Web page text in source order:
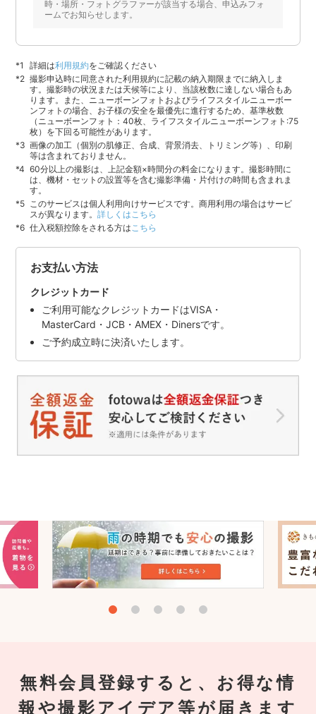
時・場所・フォトグラファーが該当する場合、申込みフォ
ームでお知らせします。
詳細は利用規約をご確認ください
撮影申込時に同意された利用規約に記載の納入期限までに納入しま
す。撮影時の状況または天候等により、当該枚数に達しない場合もあ
ります。また、ニューボーンフォトおよびライフスタイルニューボー
ンフォトの場合、お子様の安全を最優先に進行するため、基準枚数
（ニューボーンフォト：40枚、ライフスタイルニューボーンフォト:75
枚）を下回る可能性があります。
画像の加工（個別の肌修正、合成、背景消去、トリミング等）、印刷
等は含まれておりません。
60分以上の撮影は、上記金額×時間分の料金になります。撮影時間に
は、機材・セットの設置等を含む撮影準備・片付けの時間も含まれま
す。
このサービスは個人利用向けサービスです。商用利用の場合はサービ
スが異なります。詳しくはこちら
仕入税額控除をされる方はこちら
お支払い方法
クレジットカード
ご利用可能なクレジットカードはVISA・
MasterCard・JCB・AMEX・Dinersです。
ご予約成立時に決済いたします。
無料会員登録すると、お得な情
報や撮影アイデア等が届きます